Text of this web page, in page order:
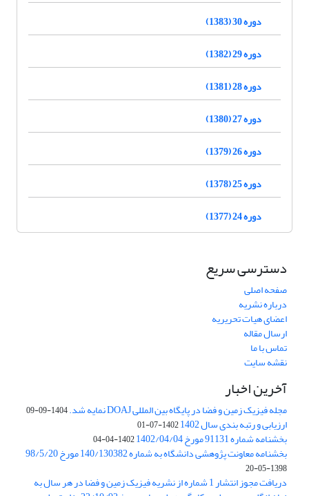
دوره 30 (1383)
دوره 29 (1382)
دوره 28 (1381)
دوره 27 (1380)
دوره 26 (1379)
دوره 25 (1378)
دوره 24 (1377)
دسترسی سریع
صفحه اصلی
درباره نشریه
اعضای هیات تحریریه
ارسال مقاله
تماس با ما
نقشه سایت
آخرین اخبار
مجله فیزیک زمین و فضا در پایگاه بین المللی DOAJ نمایه شد. 1404-09-09
ارزیابی و رتبه بندی سال 1402 1402-07-01
بخشنامه شماره 91131 مورخ 1402/04/04 1402-04-04
بخشنامه معاونت پژوهشی دانشگاه به شماره 140/130382 مورخ 98/5/20
1398-05-20
دریافت مجوز انتشار 1 شماره از نشریه فیزیک زمین و فضا در هر سال به